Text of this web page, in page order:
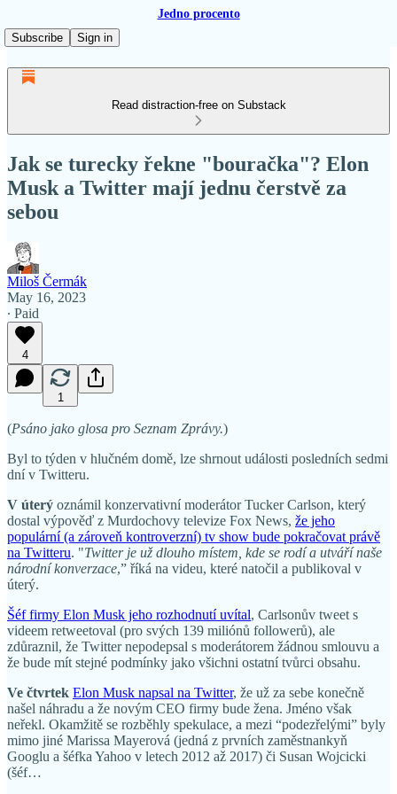
Jedno procento
Subscribe
Sign in
Read distraction-free on Substack
Jak se turecky řekne "bouračka"? Elon
Musk a Twitter mají jednu čerstvě za
sebou
Miloš Čermák
May 16, 2023
∙ Paid
4
1
(Psáno jako glosa pro Seznam Zprávy.)
Byl to týden v hlučném domě, lze shrnout události posledních sedmi
dní v Twitteru.
V úterý oznámil konzervativní moderátor Tucker Carlson, který
dostal výpověď z Murdochovy televize Fox News, že jeho
populární (a zároveň kontroverzní) tv show bude pokračovat právě
na Twitteru. "Twitter je už dlouho místem, kde se rodí a utváří naše
národní konverzace,” říká na videu, které natočil a publikoval v
úterý.
Šéf firmy Elon Musk jeho rozhodnutí uvítal, Carlsonův tweet s
videem retweetoval (pro svých 139 miliónů followerů), ale
zdůraznil, že Twitter nepodepsal s moderátorem žádnou smlouvu a
že bude mít stejné podmínky jako všichni ostatní tvůrci obsahu.
Ve čtvrtek Elon Musk napsal na Twitter, že už za sebe konečně
našel náhradu a že novým CEO firmy bude žena. Jméno však
neřekl. Okamžitě se rozběhly spekulace, a mezi “podezřelými” byly
mimo jiné Marissa Mayerová (jedná z prvních zaměstnankyň
Googlu a šéfka Yahoo v letech 2012 až 2017) či Susan Wojcicki
(šéf…